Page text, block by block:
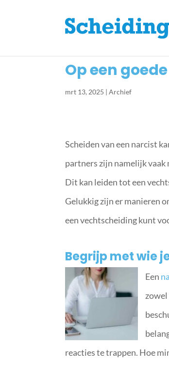
Op een
mrt 13, 2025 |Archief
Scheiden van een narcist
partners zijn namelijk vaak
Dit kan leiden tot een
Gelukkig zijn er manieren
een vechtscheiding kunt
Begrijp met wie
Een
reacties te trappen. Hoe